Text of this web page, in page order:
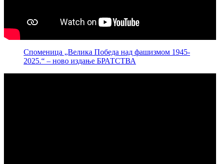
Споменица „Велика Победа над фашизмом 1945-
2025.“ – ново издање БРАТСТВА